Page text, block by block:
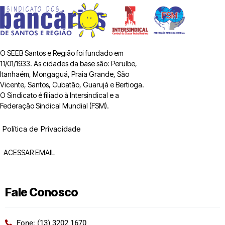
O SEEB Santos e Região foi fundado em
11/01/1933. As cidades da base são: Peruíbe,
Itanhaém, Mongaguá, Praia Grande, São
Vicente, Santos, Cubatão, Guarujá e Bertioga.
O Sindicato é filiado à Intersindical e a
Federação Sindical Mundial (FSM).
Política de Privacidade
ACESSAR EMAIL
Fale Conosco
Fone: (13) 3202 1670